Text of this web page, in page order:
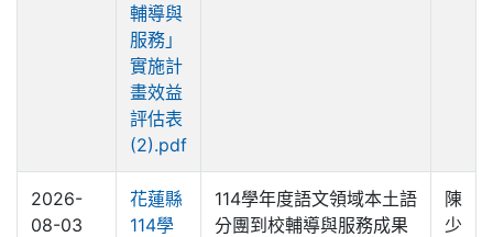
輔導與
服務」
實施計
畫效益
評估表
(2).pdf
2026-
08-03
花蓮縣
114學
114學年度語文領域本土語
分團到校輔導與服務成果
陳
少